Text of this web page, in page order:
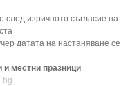
изричното съгласие на
датата на настаняване се
местни празници